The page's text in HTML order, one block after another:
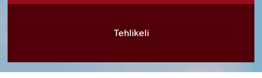
Tehlikeli